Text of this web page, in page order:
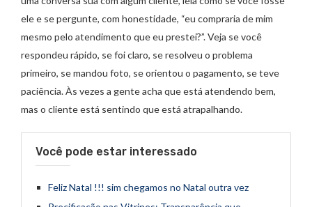
ele e se pergunte, com honestidade, “eu compraria de mim
mesmo pelo atendimento que eu prestei?”. Veja se você
respondeu rápido, se foi claro, se resolveu o problema
primeiro, se mandou foto, se orientou o pagamento, se teve
paciência. Às vezes a gente acha que está atendendo bem,
mas o cliente está sentindo que está atrapalhando.
Você pode estar interessado
Feliz Natal !!! sim chegamos no Natal outra vez